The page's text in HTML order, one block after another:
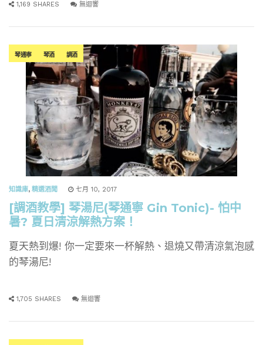
1,169 SHARES 無迴響
琴通寧 琴酒 調酒
知識庫, 精選酒聞 七月 10, 2017
[調酒教學] 琴湯尼(琴通寧 Gin Tonic)- 怕中
暑? 夏日清涼解熱方案！
夏天熱到爆! 你一定要來一杯解熱、退燒又帶清涼氣泡感
的琴湯尼!
1,705 SHARES 無迴響